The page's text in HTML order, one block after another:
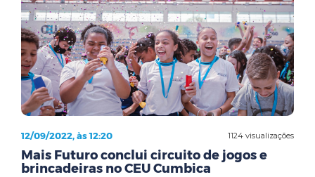
1124 visualizações
12/09/2022, às 12:20
Mais Futuro conclui circuito de jogos e
brincadeiras no CEU Cumbica